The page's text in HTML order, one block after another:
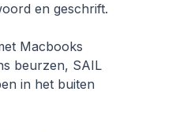
en geschrift.
Macbooks
beurzen, SAIL
in het buiten